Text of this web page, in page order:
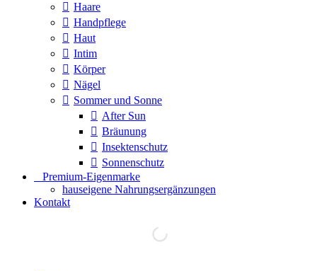
Haare
Handpflege
Haut
Intim
Körper
Nägel
Sommer und Sonne
After Sun
Bräunung
Insektenschutz
Sonnenschutz
⠀​Premium-Eigenmarke
hauseigene Nahrungsergänzungen
Kontakt